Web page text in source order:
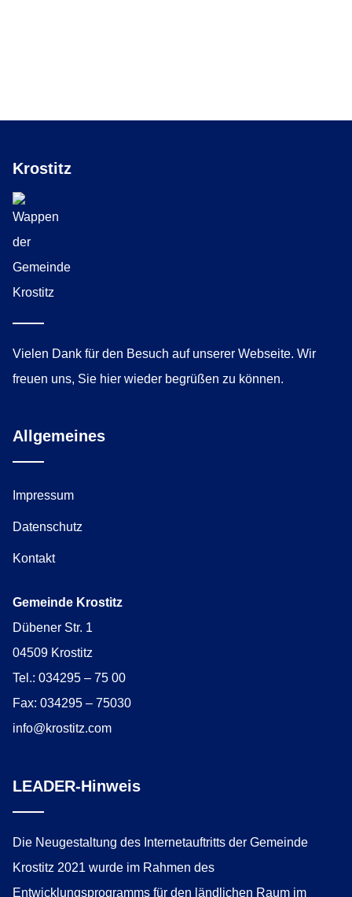
Krostitz
Vielen Dank für den Besuch auf unserer Webseite. Wir
freuen uns, Sie hier wieder begrüßen zu können.
Allgemeines
Impressum
Datenschutz
Kontakt
Gemeinde Krostitz
Dübener Str. 1
04509 Krostitz
Tel.: 034295 – 75 00
Fax: 034295 – 75030
info@krostitz.com
LEADER-Hinweis
Die Neugestaltung des Internetauftritts der Gemeinde
Krostitz 2021 wurde im Rahmen des
Entwicklungsprogramms für den ländlichen Raum im